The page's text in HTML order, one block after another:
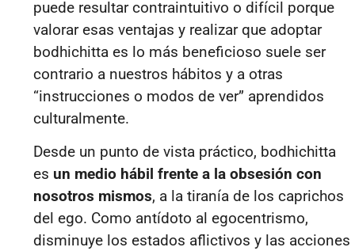
puede resultar contraintuitivo o difícil porque
valorar esas ventajas y realizar que adoptar
bodhichitta es lo más beneficioso suele ser
contrario a nuestros hábitos y a otras
“instrucciones o modos de ver” aprendidos
culturalmente.
Desde un punto de vista práctico, bodhichitta
es un medio hábil frente a la obsesión con
nosotros mismos, a la tiranía de los caprichos
del ego. Como antídoto al egocentrismo,
disminuye los estados aflictivos y las acciones